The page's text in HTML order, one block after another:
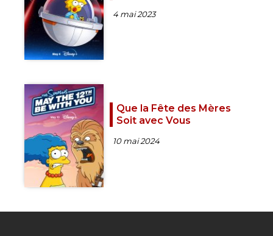
4 mai 2023
Que la Fête des Mères
Soit avec Vous
10 mai 2024